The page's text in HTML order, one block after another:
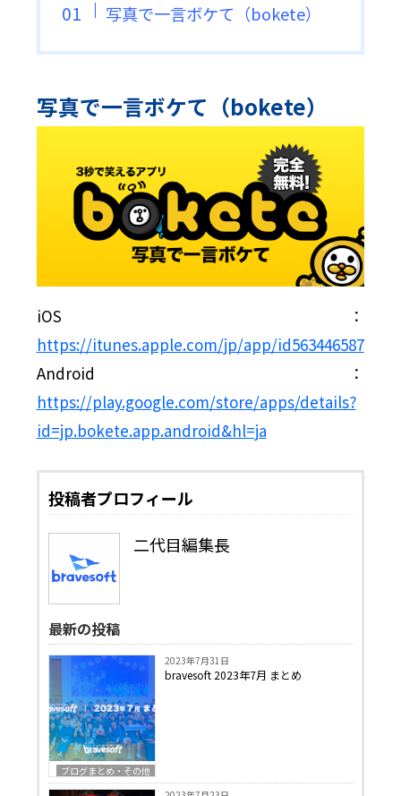
写真で一言ボケて（bokete）
写真で一言ボケて（bokete）
iOS ：
https://itunes.apple.com/jp/app/id563446587
Android ：
https://play.google.com/store/apps/details?
id=jp.bokete.app.android&hl=ja
投稿者プロフィール
二代目編集長
最新の投稿
ブログまとめ・その他
2023年7月31日
bravesoft 2023年7月 まとめ